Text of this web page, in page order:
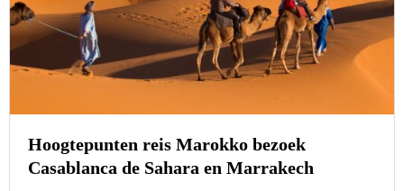
Hoogtepunten reis Marokko bezoek
Casablanca de Sahara en Marrakech